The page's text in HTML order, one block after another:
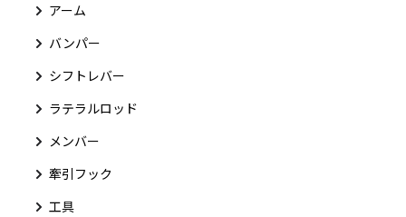
アーム
バンパー
シフトレバー
ラテラルロッド
メンバー
牽引フック
工具